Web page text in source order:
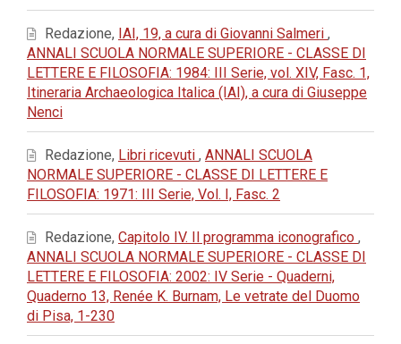
Redazione, IAI, 19, a cura di Giovanni Salmeri ,
ANNALI SCUOLA NORMALE SUPERIORE - CLASSE DI
LETTERE E FILOSOFIA: 1984: III Serie, vol. XIV, Fasc. 1,
Itineraria Archaeologica Italica (IAI), a cura di Giuseppe
Nenci
Redazione, Libri ricevuti , ANNALI SCUOLA
NORMALE SUPERIORE - CLASSE DI LETTERE E
FILOSOFIA: 1971: III Serie, Vol. I, Fasc. 2
Redazione, Capitolo IV. Il programma iconografico ,
ANNALI SCUOLA NORMALE SUPERIORE - CLASSE DI
LETTERE E FILOSOFIA: 2002: IV Serie - Quaderni,
Quaderno 13, Renée K. Burnam, Le vetrate del Duomo
di Pisa, 1-230